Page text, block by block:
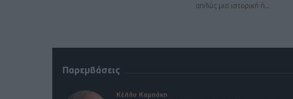
απλώς μια ιστορική ή..
Παρεμβάσεις
Κέλλυ Καμπάκη